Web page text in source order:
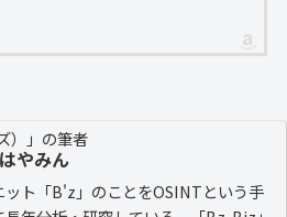
）」の筆者
やみん
ット「B'z」のことをOSINTという手